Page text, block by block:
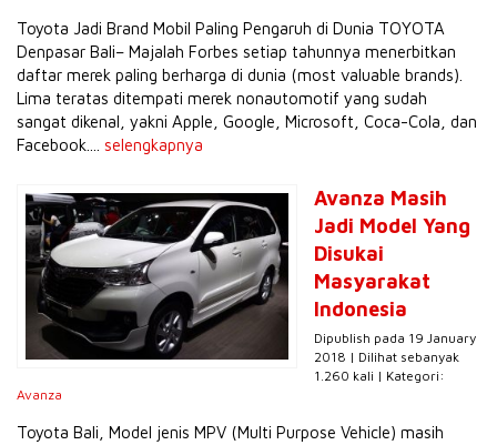
Toyota Jadi Brand Mobil Paling Pengaruh di Dunia TOYOTA
Denpasar Bali– Majalah Forbes setiap tahunnya menerbitkan
daftar merek paling berharga di dunia (most valuable brands).
Lima teratas ditempati merek nonautomotif yang sudah
sangat dikenal, yakni Apple, Google, Microsoft, Coca-Cola, dan
Facebook.... selengkapnya
Avanza Masih
Jadi Model Yang
Disukai
Masyarakat
Indonesia
Dipublish pada 19 January
2018 | Dilihat sebanyak
1.260 kali | Kategori:
Avanza
Toyota Bali, Model jenis MPV (Multi Purpose Vehicle) masih